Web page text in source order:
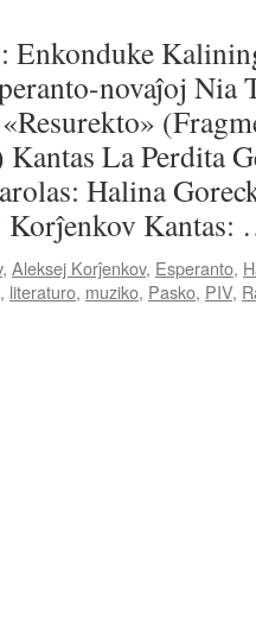
Enkonduke
novaĵoj Nia
La Perdita
Halina
Korĵenkov
, Aleksej Korĵenkov, Esperanto,
, literaturo, muziko, Pasko, PIV,